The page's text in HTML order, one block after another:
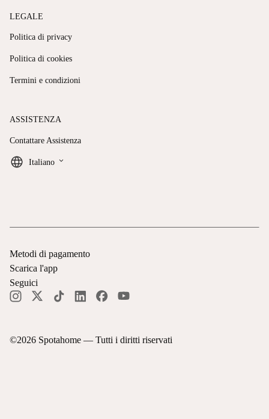
LEGALE
Politica di privacy
Politica di cookies
Termini e condizioni
ASSISTENZA
Contattare Assistenza
Italiano keyboard_arrow_down
©2026 Spotahome — Tutti i diritti riservati
Metodi di pagamento
Scarica l'app
Seguici